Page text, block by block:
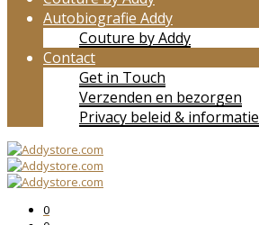
Autobiografie Addy
Couture by Addy
Contact
Get in Touch
Verzenden en bezorgen
Privacy beleid & informatie
0